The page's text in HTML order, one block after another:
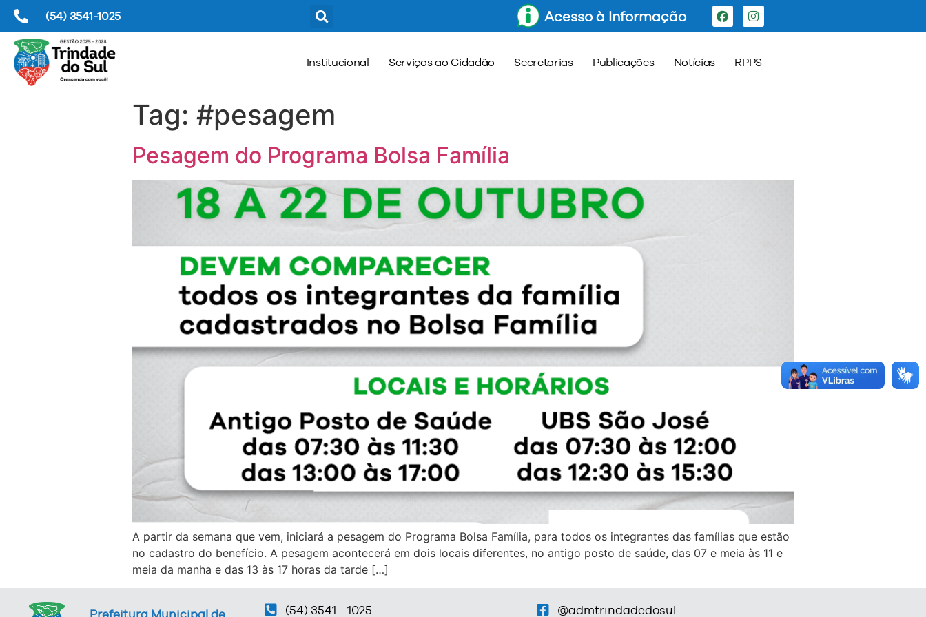
(54) 3541-1025 Acesso à Informação
Institucional Serviços ao Cidadão Secretarias Publicações Notícias RPPS
Tag: #pesagem
Pesagem do Programa Bolsa Família
A partir da semana que vem, iniciará a pesagem do Programa Bolsa Família, para todos os integrantes das famílias que estão
no cadastro do benefício. A pesagem acontecerá em dois locais diferentes, no antigo posto de saúde, das 07 e meia às 11 e
meia da manha e das 13 às 17 horas da tarde […]
Prefeitura Municipal de (54) 3541 - 1025 @admtrindadedosul